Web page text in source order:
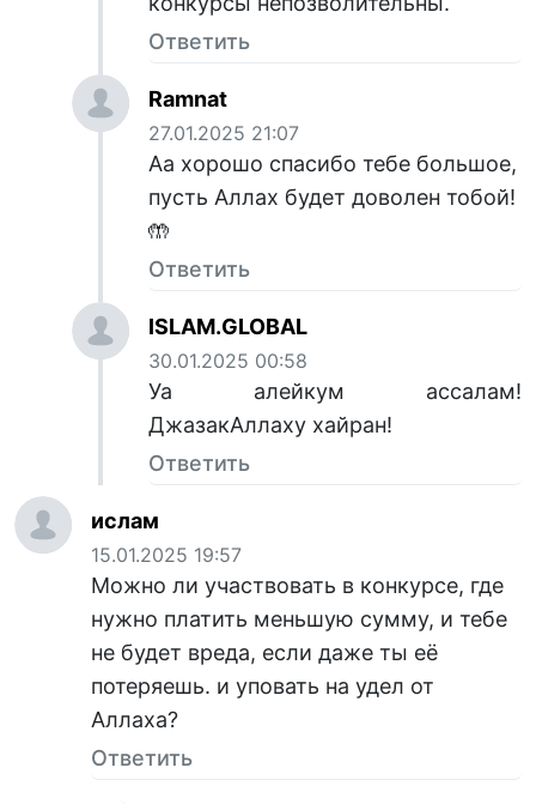
Ответить
Ramnat
27.01.2025 21:07
Аа хорошо спасибо тебе большое,
пусть Аллах будет доволен тобой!
🤲
Ответить
ISLAM.GLOBAL
30.01.2025 00:58
Уа алейкум ассалам!
ДжазакАллаху хайран!
Ответить
ислам
15.01.2025 19:57
Можно ли участвовать в конкурсе, где
нужно платить меньшую сумму, и тебе
не будет вреда, если даже ты её
потеряешь. и уповать на удел от
Аллаха?
Ответить